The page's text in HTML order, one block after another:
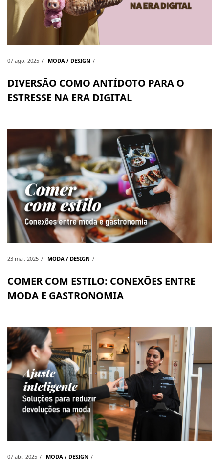
07 ago, 2025 MODA / DESIGN
DIVERSÃO COMO ANTÍDOTO PARA O
ESTRESSE NA ERA DIGITAL
23 mai, 2025 MODA / DESIGN
COMER COM ESTILO: CONEXÕES ENTRE
MODA E GASTRONOMIA
07 abr, 2025 MODA / DESIGN